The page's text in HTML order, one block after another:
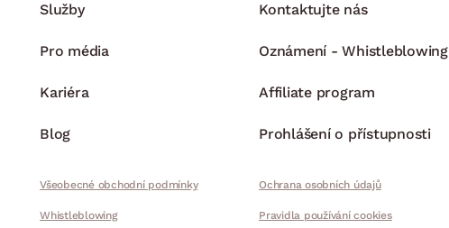
Služby
Pro média
Kariéra
Blog
Kontaktujte nás
Oznámení - Whistleblowing
Affiliate program
Prohlášení o přístupnosti
Všeobecné obchodní podmínky Ochrana osobních údajů
Whistleblowing Pravidla používání cookies